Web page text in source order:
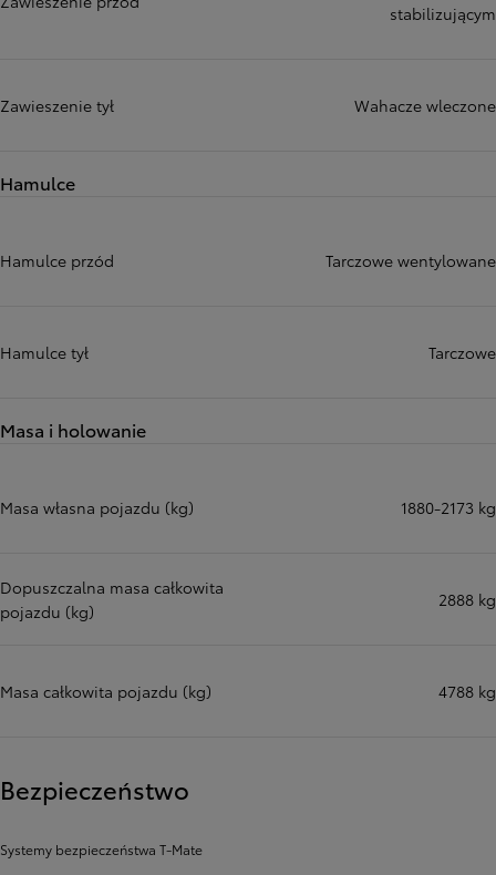
stabilizującym
Zawieszenie tył Wahacze wleczone
Hamulce
Hamulce przód Tarczowe wentylowane
Hamulce tył Tarczowe
Masa i holowanie
Masa własna pojazdu (kg) 1880-2173 kg
Dopuszczalna masa całkowita
pojazdu (kg)
2888 kg
Masa całkowita pojazdu (kg) 4788 kg
Bezpieczeństwo
Systemy bezpieczeństwa T-Mate